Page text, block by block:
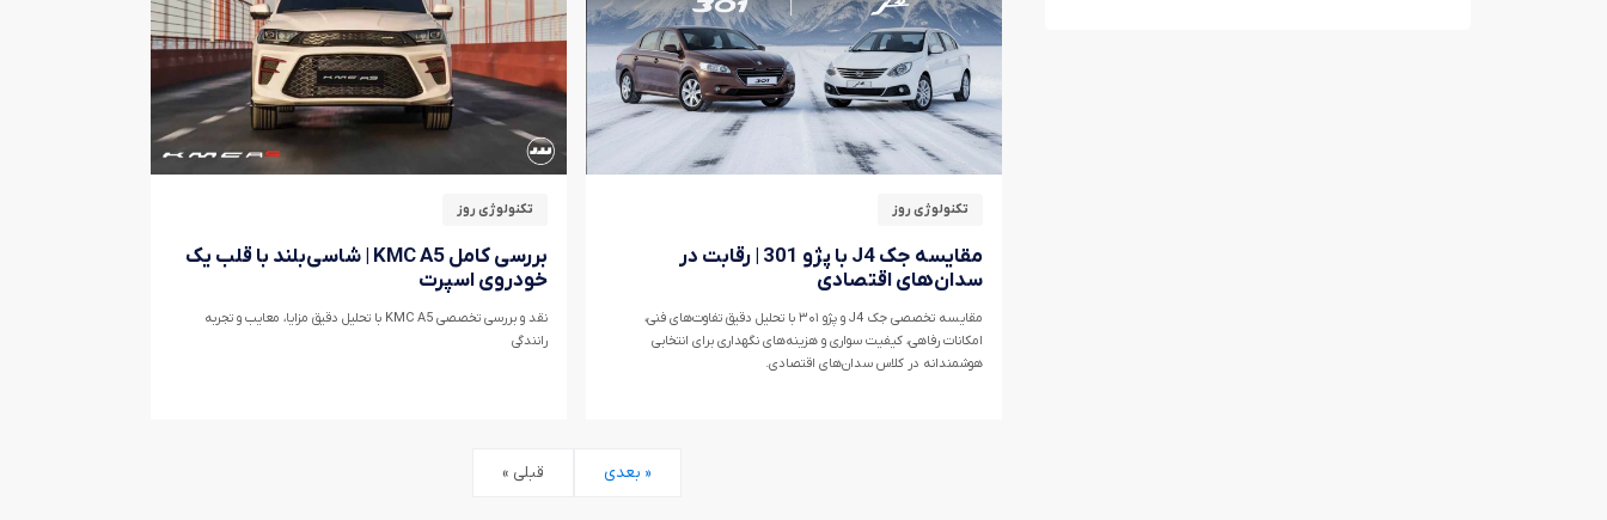
تکنولوژی روز
مقایسه جک J4 با پژو 301 | رقابت در
سدان‌های اقتصادی
مقایسه تخصصی جک J4 و پژو ۳۰۱ با تحلیل دقیق تفاوت‌های فنی،
امکانات رفاهی، کیفیت سواری و هزینه‌های نگهداری برای انتخابی
هوشمندانه در کلاس سدان‌های اقتصادی.
تکنولوژی روز
بررسی کامل KMC A5 | شاسی‌بلند با قلب یک
خودروی اسپرت
نقد و بررسی تخصصی KMC A5 با تحلیل دقیق مزایا، معایب و تجربه
رانندگی
« قبلی بعدی »